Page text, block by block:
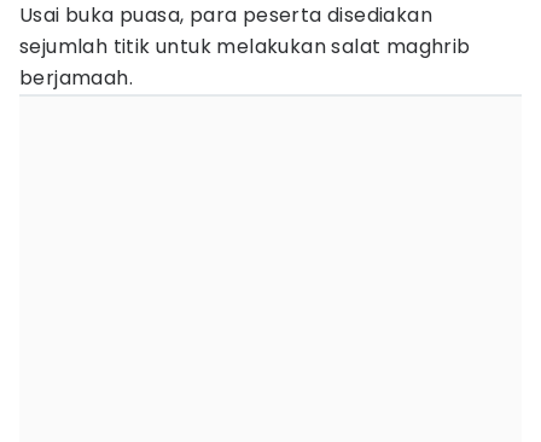
Usai buka puasa, para peserta disediakan
sejumlah titik untuk melakukan salat maghrib
berjamaah.